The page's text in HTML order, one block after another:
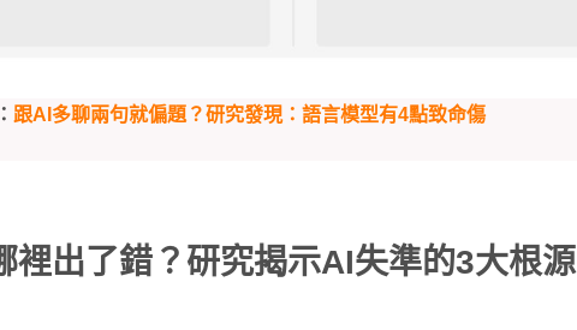
跟AI多聊兩句就偏題？研究發現：語言模型有4點致命傷
裡出了錯？研究揭示AI失準的3大根源